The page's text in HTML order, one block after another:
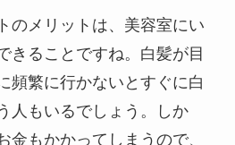
のメリットは、美容室にい
きることですね。白髪が目
頻繁に行かないとすぐに白
人もいるでしょう。しか
金もかかってしまうので、